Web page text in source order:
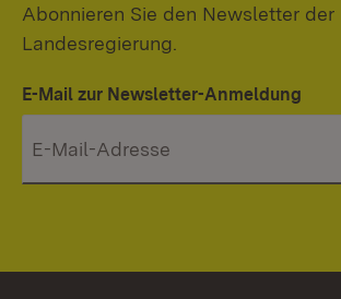
Abonnieren Sie den Newsletter der
Landesregierung.
E-Mail zur Newsletter-Anmeldung